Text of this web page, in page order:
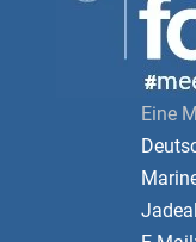
Eine